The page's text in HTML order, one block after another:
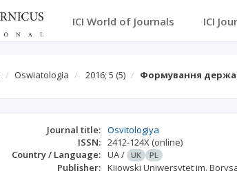
ICI World of Journals ICI
Oswiatologia 2016; 5 (5) Формування
Journal title: Osvitologiya
ISSN: 2412-124X (online)
Country / Language: UA/ UK PL
Publisher: Kijowski Uniwersytet im.